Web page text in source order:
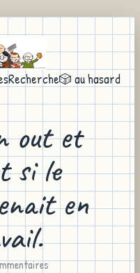
Recherche🎲 au hasard
out et
si le
en